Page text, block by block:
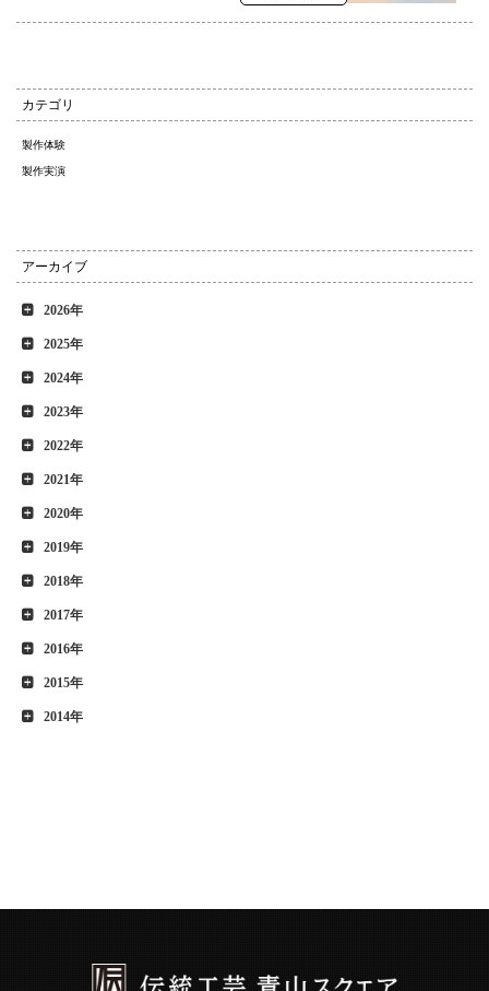
カテゴリ
製作体験
製作実演
アーカイブ
2026年
2025年
2024年
2023年
2022年
2021年
2020年
2019年
2018年
2017年
2016年
2015年
2014年